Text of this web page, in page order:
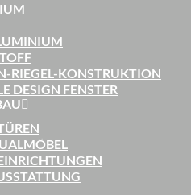
RIEGEL-KONSTRUKTION
DESIGN FENSTER